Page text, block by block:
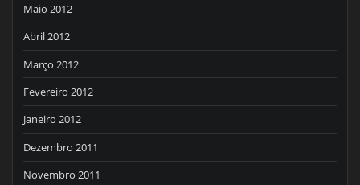
Maio 2012
Abril 2012
Março 2012
Fevereiro 2012
Janeiro 2012
Dezembro 2011
Novembro 2011